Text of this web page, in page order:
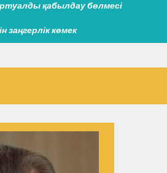
қабылдау бөлмесі
заңгерлік көмек